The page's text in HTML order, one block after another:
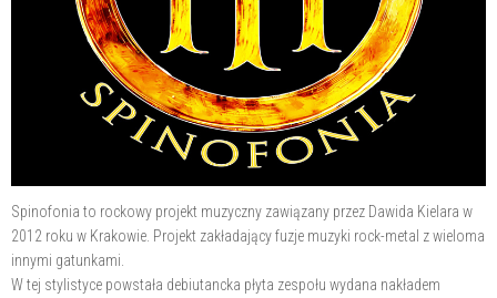
Spinofonia to rockowy projekt muzyczny zawiązany przez Dawida Kielara w
2012 roku w Krakowie. Projekt zakładający fuzje muzyki rock-metal z wieloma
innymi gatunkami.
W tej stylistyce powstała debiutancka płyta zespołu wydana nakładem